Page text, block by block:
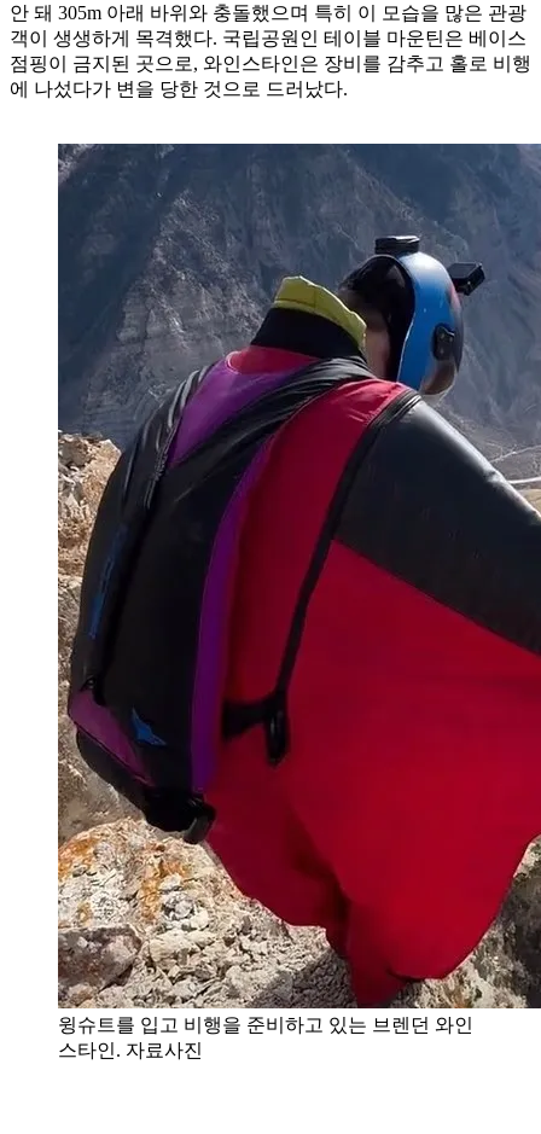
안 돼 305m 아래 바위와 충돌했으며 특히 이 모습을 많은 관광
객이 생생하게 목격했다. 국립공원인 테이블 마운틴은 베이스
점핑이 금지된 곳으로, 와인스타인은 장비를 감추고 홀로 비행
에 나섰다가 변을 당한 것으로 드러났다.
윙슈트를 입고 비행을 준비하고 있는 브렌던 와인
스타인. 자료사진